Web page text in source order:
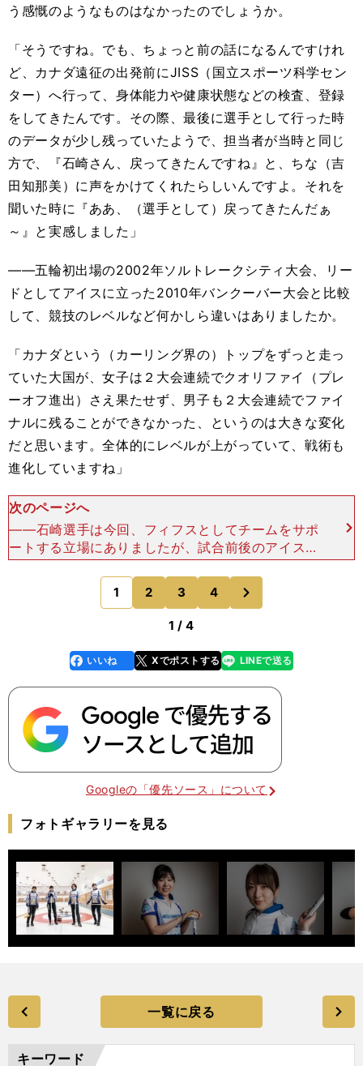
う感慨のようなものはなかったのでしょうか。
「そうですね。でも、ちょっと前の話になるんですけれ
ど、カナダ遠征の出発前にJISS（国立スポーツ科学セン
ター）へ行って、身体能力や健康状態などの検査、登録
をしてきたんです。その際、最後に選手として行った時
のデータが少し残っていたようで、担当者が当時と同じ
方で、『石崎さん、戻ってきたんですね』と、ちな（吉
田知那美）に声をかけてくれたらしいんですよ。それを
聞いた時に『ああ、（選手として）戻ってきたんだぁ
～』と実感しました」
――五輪初出場の2002年ソルトレークシティ大会、リー
ドとしてアイスに立った2010年バンクーバー大会と比較
して、競技のレベルなど何かしら違いはありましたか。
「カナダという（カーリング界の）トップをずっと走っ
ていた大国が、女子は２大会連続でクオリファイ（プレ
ーオフ進出）さえ果たせず、男子も２大会連続でファイ
ナルに残ることができなかった、というのは大きな変化
だと思います。全体的にレベルが上がっていて、戦術も
進化していますね」
次のページへ
――石崎選手は今回、フィフスとしてチームをサポ
ートする立場にありましたが、試合前後のアイスや
ストーンチェックなどの氷上以外では、具体的には
どのような役割を果たしていたのでしょうか。「実
は、私のやるこ
1 2 3 4
のページへ
1 / 4
faceboo
k
いいね Xでポストする
line LINEで送る
Googleの「優先ソース」について
フォトギャラリーを見る
一覧に戻る
キーワード